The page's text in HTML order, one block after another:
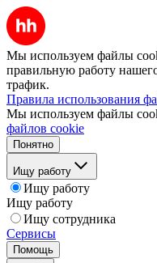
Мы используем файлы
правильную работу
трафик.
Правила использования
Мы используем файлы
файлов cookie
Понятно
Ищу работу
Ищу работу
Ищу работу
Ищу сотрудника
Сервисы
Помощь